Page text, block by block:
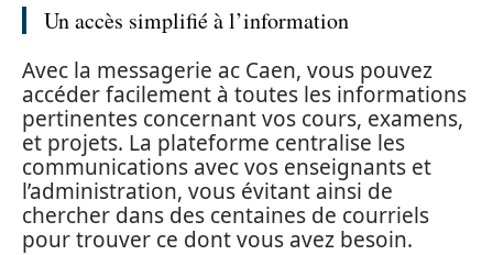
Un accès simplifié à l’information
Avec la messagerie ac Caen, vous pouvez
accéder facilement à toutes les informations
pertinentes concernant vos cours, examens,
et projets. La plateforme centralise les
communications avec vos enseignants et
l’administration, vous évitant ainsi de
chercher dans des centaines de courriels
pour trouver ce dont vous avez besoin.